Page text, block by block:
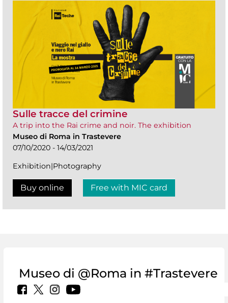
Sulle tracce del crimine
A trip into the Rai crime and noir. The exhibition
Museo di Roma in Trastevere
07/10/2020 - 14/03/2021
Exhibition|Photography
Buy online Free with MIC card
Museo di @Roma in #Trastevere